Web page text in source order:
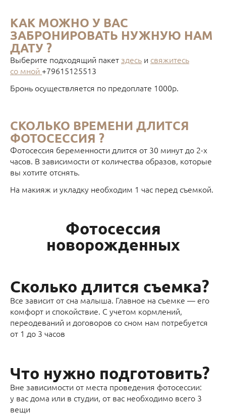
КАК МОЖНО У ВАС
ЗАБРОНИРОВАТЬ НУЖНУЮ НАМ
ДАТУ ?
Выберите подходящий пакет здесь и свяжитесь
со мной +79615125513
Бронь осуществляется по предоплате 1000р.
СКОЛЬКО ВРЕМЕНИ ДЛИТСЯ
ФОТОСЕССИЯ ?
Фотосессия беременности длится от 30 минут до 2-х
часов. В зависимости от количества образов, которые
вы хотите отснять.
На макияж и укладку необходим 1 час перед съемкой.
Фотосессия
новорожденных
Сколько длится съемка?
Все зависит от сна малыша. Главное на съемке — его
комфорт и спокойствие. С учетом кормлений,
переодеваний и договоров со сном нам потребуется
от 1 до 3 часов
Что нужно подготовить?
Вне зависимости от места проведения фотосессии:
у вас дома или в студии, от вас необходимо всего 3
вещи